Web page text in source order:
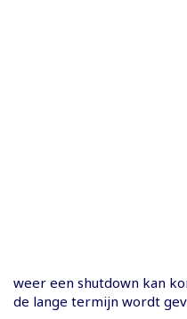
weer een shutdown kan
de lange termijn wordt